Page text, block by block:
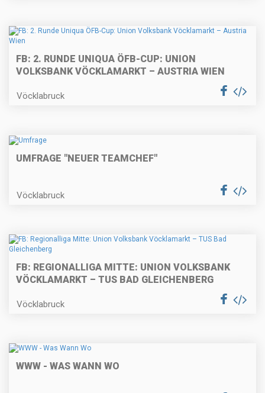
FB: 2. RUNDE UNIQUA ÖFB-CUP: UNION
VOLKSBANK VÖCKLAMARKT – AUSTRIA WIEN
Vöcklabruck
UMFRAGE "NEUER TEAMCHEF"
Vöcklabruck
FB: REGIONALLIGA MITTE: UNION VOLKSBANK
VÖCKLAMARKT – TUS BAD GLEICHENBERG
Vöcklabruck
WWW - WAS WANN WO